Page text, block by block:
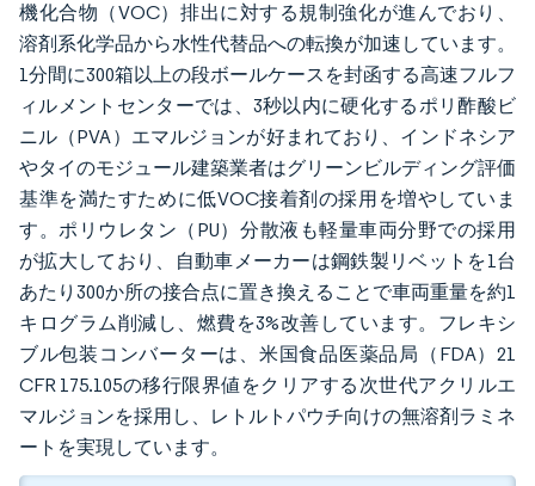
機化合物（VOC）排出に対する規制強化が進んでおり、
溶剤系化学品から水性代替品への転換が加速しています。
1分間に300箱以上の段ボールケースを封函する高速フルフ
ィルメントセンターでは、3秒以内に硬化するポリ酢酸ビ
ニル（PVA）エマルジョンが好まれており、インドネシア
やタイのモジュール建築業者はグリーンビルディング評価
基準を満たすために低VOC接着剤の採用を増やしていま
す。ポリウレタン（PU）分散液も軽量車両分野での採用
が拡大しており、自動車メーカーは鋼鉄製リベットを1台
あたり300か所の接合点に置き換えることで車両重量を約1
キログラム削減し、燃費を3%改善しています。フレキシ
ブル包装コンバーターは、米国食品医薬品局（FDA）21
CFR 175.105の移行限界値をクリアする次世代アクリルエ
マルジョンを採用し、レトルトパウチ向けの無溶剤ラミネ
ートを実現しています。